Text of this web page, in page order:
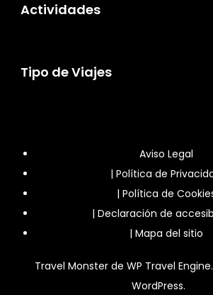
Actividades
Tipo de Viajes
Aviso Legal
| Política de
| Política de
| Declaración de
| Mapa del sitio
Travel Monster de WP Travel Engine.
WordPress.